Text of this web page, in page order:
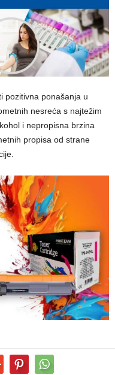
pozitivna ponašanja u
nesreća s najtežim
i nepropisna brzina
propisa od strane